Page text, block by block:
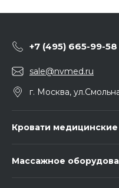
+7 (495) 665-99-58
sale@nvmed.ru
г. Москва,
Кровати медицинские
Массажное